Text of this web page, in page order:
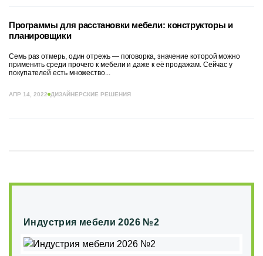
Программы для расстановки мебели: конструкторы и
планировщики
Семь раз отмерь, один отрежь — поговорка, значение которой можно
применить среди прочего к мебели и даже к её продажам. Сейчас у
покупателей есть множество...
АПР 14, 2022 ДИЗАЙНЕРСКИЕ РЕШЕНИЯ
Индустрия мебели 2026 №2